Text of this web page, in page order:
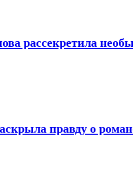
рассекретила
правду о